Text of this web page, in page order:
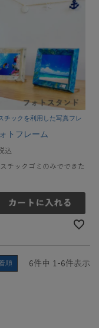
チックを利用した写真フレ
トフレーム
込
チックゴミのみでできた
順 6件中 1 -6件表示